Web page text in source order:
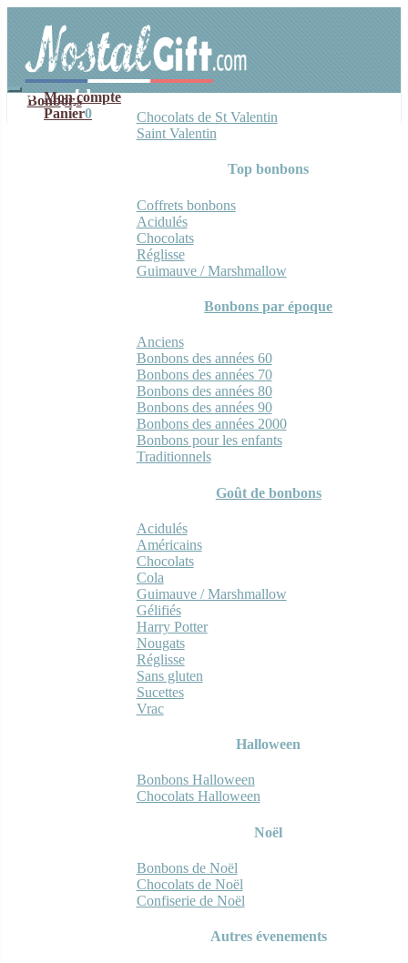
navigation
contenu
Mon compte
Panier0
Bonbons
Chocolats de St Valentin
Saint Valentin
Top bonbons
Coffrets bonbons
Acidulés
Chocolats
Réglisse
Guimauve / Marshmallow
Bonbons par époque
Anciens
Bonbons des années 60
Bonbons des années 70
Bonbons des années 80
Bonbons des années 90
Bonbons des années 2000
Bonbons pour les enfants
Traditionnels
Goût de bonbons
Acidulés
Américains
Chocolats
Cola
Guimauve / Marshmallow
Gélifiés
Harry Potter
Nougats
Réglisse
Sans gluten
Sucettes
Vrac
Halloween
Bonbons Halloween
Chocolats Halloween
Noël
Bonbons de Noël
Chocolats de Noël
Confiserie de Noël
Autres évenements